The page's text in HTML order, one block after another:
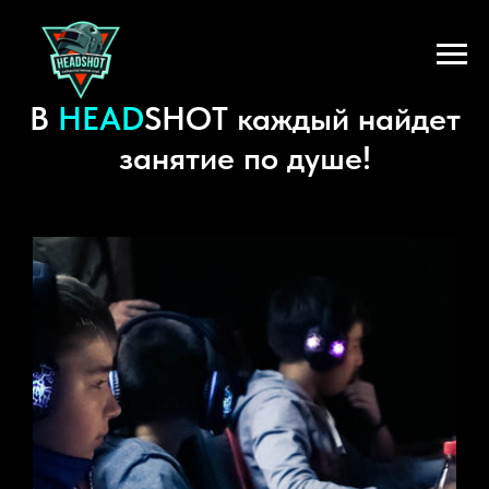
В HEADSHOT каждый найдет
занятие по душе!